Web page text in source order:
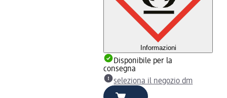
Informazioni
Disponibile per la
consegna
seleziona il negozio dm